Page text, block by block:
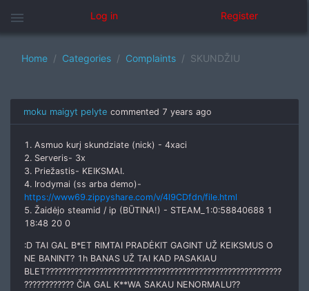
menu Log in Register
Home Categories Complaints SKUNDŽIU
moku maigyt pelyte commented 7 years ago
1. Asmuo kurį skundziate (nick) - 4xaci
2. Serveris- 3x
3. Priežastis- KEIKSMAI.
4. Irodymai (ss arba demo)-
https://www69.zippyshare.com/v/4l9CDfdn/file.html
5. Žaidėjo steamid / ip (BŪTINA!) - STEAM_1:0:58840688 1
18:48 20 0
:D TAI GAL B*ET RIMTAI PRADĖKIT GAGINT UŽ KEIKSMUS O
NE BANINT? 1h BANAS UŽ TAI KAD PASAKIAU
BLET?????????????????????????????????????????????????????????
???????????? ČIA GAL K**WA SAKAU NENORMALU??